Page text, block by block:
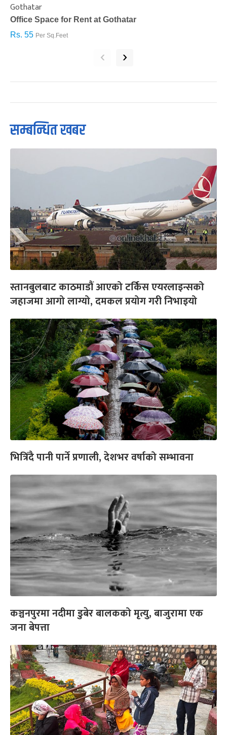
Gothatar
Office Space for Rent at Gothatar
Rs. 55 Per Sq.Feet
‹ ›
सम्बन्धित खबर
स्तानबुलबाट काठमाडौं आएको टर्किस एयरलाइन्सको
जहाजमा आगो लाग्यो, दमकल प्रयोग गरी निभाइयो
भित्रिँदै पानी पार्ने प्रणाली, देशभर वर्षाको सम्भावना
कञ्चनपुरमा नदीमा डुबेर बालकको मृत्यु, बाजुरामा एक
जना बेपत्ता